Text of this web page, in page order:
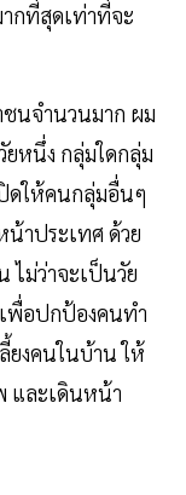
กที่สุดเท่าที่จะ
ชนจำนวนมาก ผม
ยหนึ่ง กลุ่มใดกลุ่ม
ดให้คนกลุ่มอื่นๆ
าประเทศ ด้วย
ไม่ว่าจะเป็นวัย
เพื่อปกป้องคนทำ
ยงคนในบ้าน ให้
และเดินหน้า